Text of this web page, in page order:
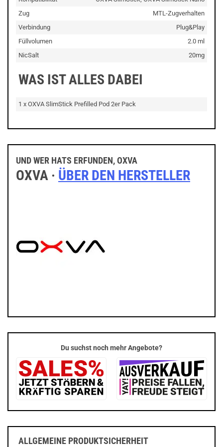
Zug
MTL-Zugverhalten
Verbindung
Plug&Play
Füllvolumen
2.0 ml
NicSalt
20mg
WAS IST ALLES DABEI
1 x OXVA SlimStick Prefilled Pod 2er Pack
UND WER HATS ERFUNDEN, OXVA
OXVA · ÜBER DEN HERSTELLER
Du suchst noch mehr Angebote?
ALLGEMEINE PRODUKTSICHERHEIT